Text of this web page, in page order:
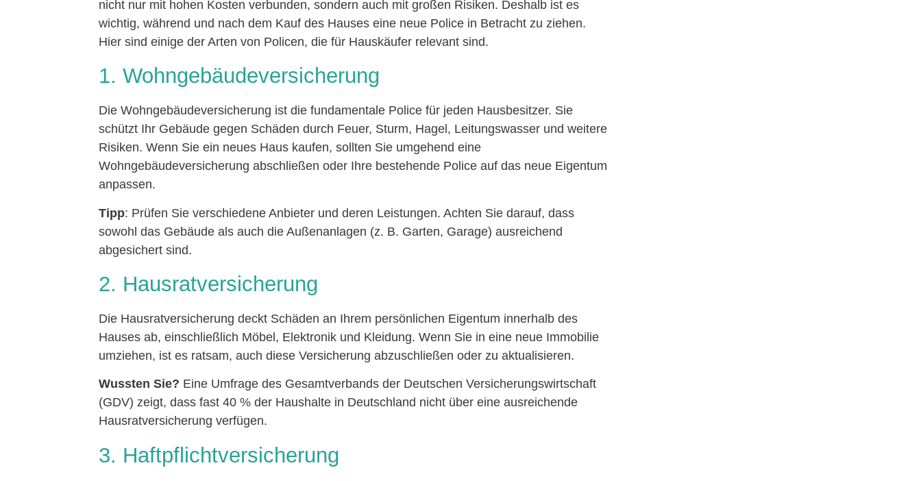
nicht nur mit hohen Kosten verbunden, sondern auch mit großen Risiken. Deshalb ist es
wichtig, während und nach dem Kauf des Hauses eine neue Police in Betracht zu ziehen.
Hier sind einige der Arten von Policen, die für Hauskäufer relevant sind.
1. Wohngebäudeversicherung
Die Wohngebäudeversicherung ist die fundamentale Police für jeden Hausbesitzer. Sie
schützt Ihr Gebäude gegen Schäden durch Feuer, Sturm, Hagel, Leitungswasser und weitere
Risiken. Wenn Sie ein neues Haus kaufen, sollten Sie umgehend eine
Wohngebäudeversicherung abschließen oder Ihre bestehende Police auf das neue Eigentum
anpassen.
Tipp: Prüfen Sie verschiedene Anbieter und deren Leistungen. Achten Sie darauf, dass
sowohl das Gebäude als auch die Außenanlagen (z. B. Garten, Garage) ausreichend
abgesichert sind.
2. Hausratversicherung
Die Hausratversicherung deckt Schäden an Ihrem persönlichen Eigentum innerhalb des
Hauses ab, einschließlich Möbel, Elektronik und Kleidung. Wenn Sie in eine neue Immobilie
umziehen, ist es ratsam, auch diese Versicherung abzuschließen oder zu aktualisieren.
Wussten Sie? Eine Umfrage des Gesamtverbands der Deutschen Versicherungswirtschaft
(GDV) zeigt, dass fast 40 % der Haushalte in Deutschland nicht über eine ausreichende
Hausratversicherung verfügen.
3. Haftpflichtversicherung